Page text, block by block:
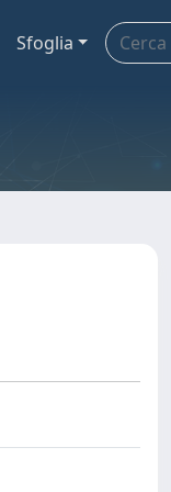
Sfoglia